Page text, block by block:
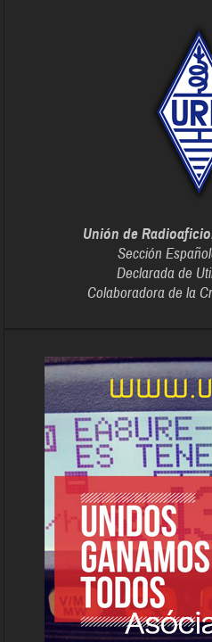
Unión de
Sección
Declarada de
Colaboradora de la